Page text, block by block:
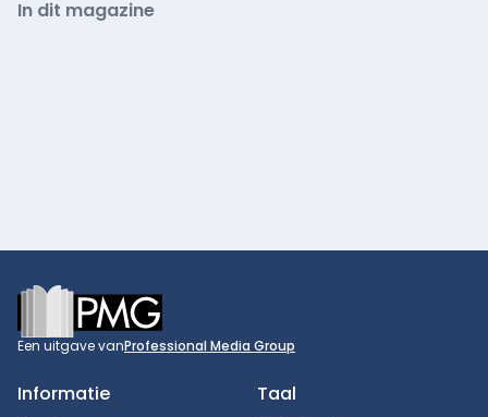
In dit magazine
Footer
Een uitgave vanProfessional Media Group
Informatie Taal